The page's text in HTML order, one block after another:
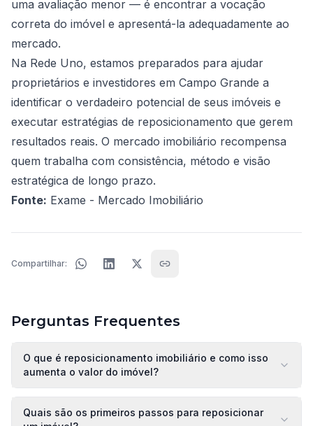
uma avaliação menor — é encontrar a vocação
correta do imóvel e apresentá-la adequadamente ao
mercado.
Na Rede Uno, estamos preparados para ajudar
proprietários e investidores em Campo Grande a
identificar o verdadeiro potencial de seus imóveis e
executar estratégias de reposicionamento que gerem
resultados reais. O mercado imobiliário recompensa
quem trabalha com consistência, método e visão
estratégica de longo prazo.
Fonte: Exame - Mercado Imobiliário
Compartilhar:
Perguntas Frequentes
O que é reposicionamento imobiliário e como isso
aumenta o valor do imóvel?
Quais são os primeiros passos para reposicionar